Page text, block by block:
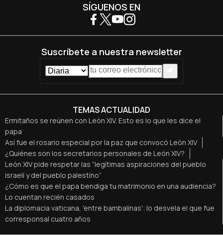
TEMAS ACTUALIDAD
Ermitaños se reúnen con León XIV. Esto es lo que les dice el
papa
Así fue el rosario especial por la paz que convocó León XIV
¿Quiénes son los secretarios personales de León XIV?
León XIV pide respetar las “legítimas aspiraciones del pueblo
israelí y del pueblo palestino”
¿Cómo es que el papa bendiga tu matrimonio en una audiencia?
Lo cuentan recién casados
La diplomacia vaticana, 'entre bambalinas': lo desvela el que fue
corresponsal cuatro años
SÍGUENOS EN
Suscríbete a nuestra newsletter